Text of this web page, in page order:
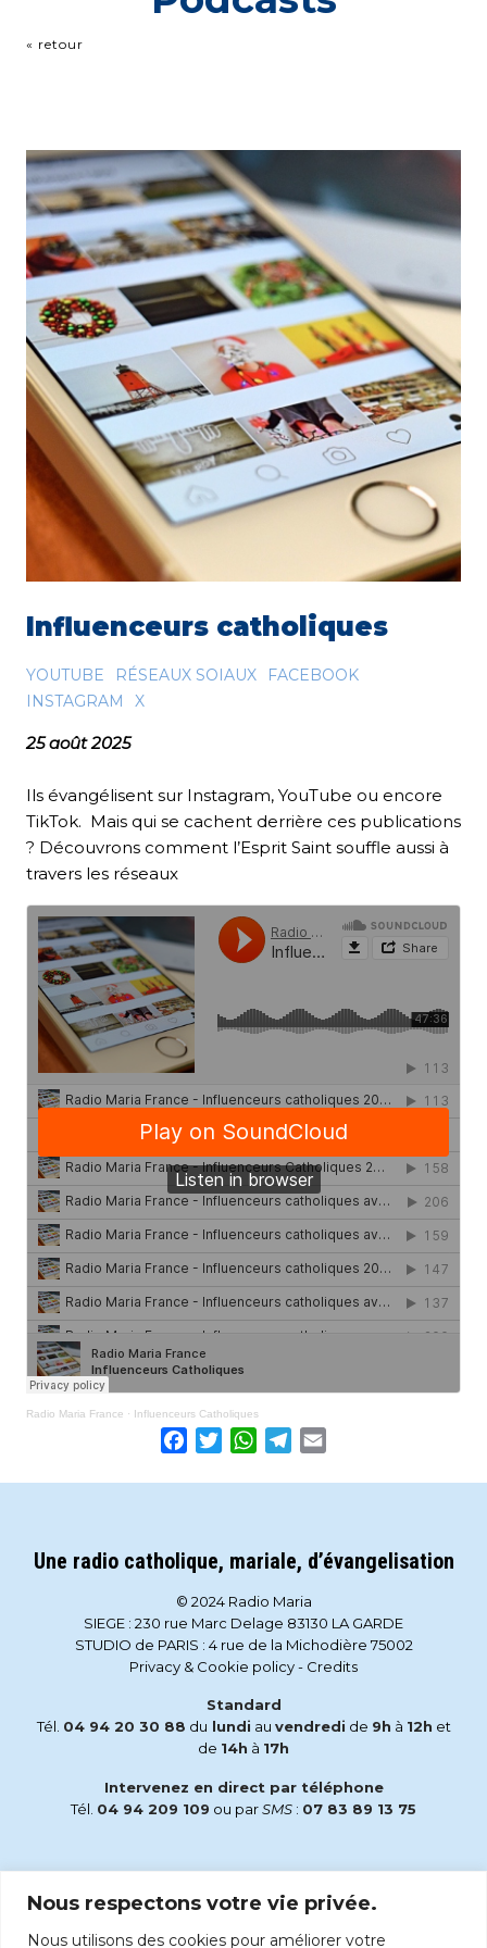
Nous respectons votre vie privée.
Nous utilisons des cookies pour améliorer votre
« retour
Influenceurs catholiques
YOUTUBE RÉSEAUX SOIAUX
FACEBOOK
INSTAGRAM
X
25 août 2025
Ils évangélisent sur Instagram, YouTube ou encore
TikTok. Mais qui se cachent derrière ces publications
? Découvrons comment l’Esprit Saint souffle aussi à
travers les réseaux
Radio Maria France · Influenceurs Catholiques
Facebook
TwitterWhatsApp
Telegram
Une radio catholique, mariale, d’évangelisation
© 2024 Radio Maria
SIEGE : 230 rue Marc Delage 83130 LA GARDE
STUDIO de PARIS : 4 rue de la Michodière 75002
Privacy & Cookie policy- Credits
Standard
Tél. 04 94 20 30 88 du lundi au vendredi de 9h à 12h et
de 14h à 17h
Intervenez en direct par téléphone
Tél. 04 94 209 109 ou parSMS : 07 83 89 13 75
accueil@radiomaria.fr